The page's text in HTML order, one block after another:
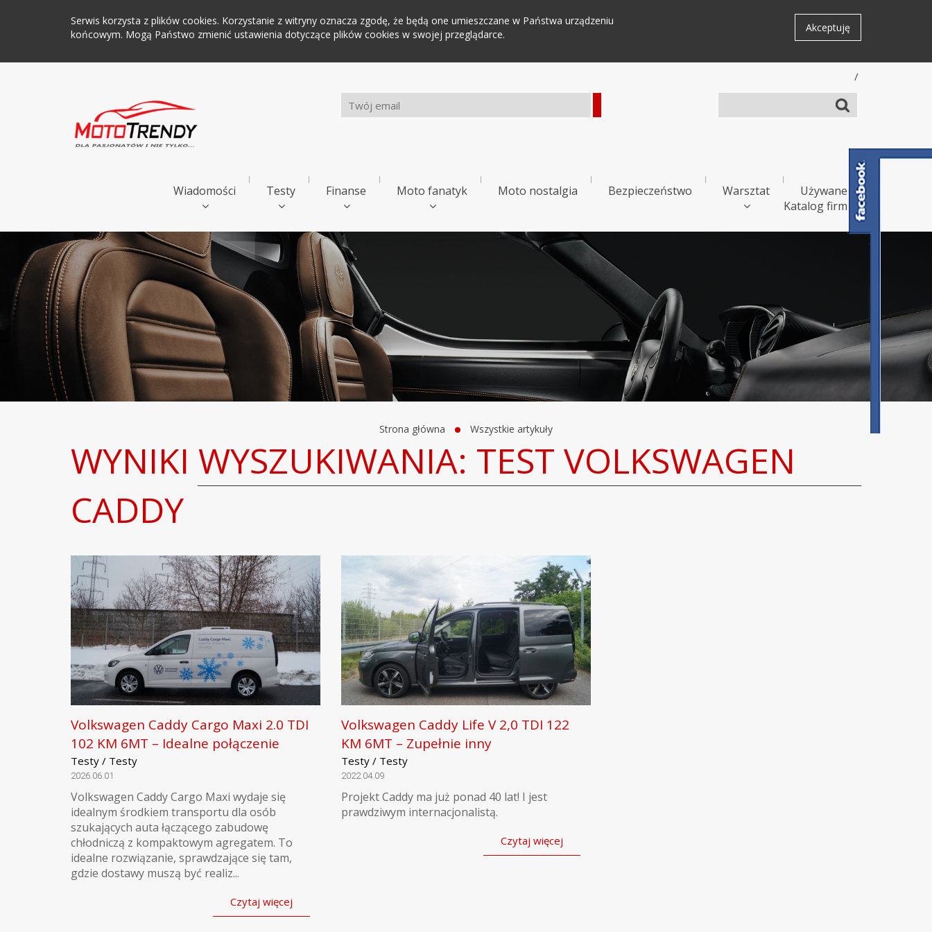
Serwis korzysta z plików cookies. Korzystanie z witryny oznacza zgodę, że będą one umieszczane w Państwa urządzeniu
końcowym. Mogą Państwo zmienić ustawienia dotyczące plików cookies w swojej przeglądarce.
Akceptuję
/
Wiadomości Testy Finanse Moto fanatyk Moto nostalgia Bezpieczeństwo Warsztat
Używane
Katalog firm
Strona główna Wszystkie artykuły
WYNIKI WYSZUKIWANIA: TEST VOLKSWAGEN
CADDY
Volkswagen Caddy Cargo Maxi 2.0 TDI
102 KM 6MT – Idealne połączenie
Testy / Testy
2026.06.01
Volkswagen Caddy Cargo Maxi wydaje się
idealnym środkiem transportu dla osób
szukających auta łączącego zabudowę
chłodniczą z kompaktowym agregatem. To
idealne rozwiązanie, sprawdzające się tam,
gdzie dostawy muszą być realiz...
Czytaj więcej
Volkswagen Caddy Life V 2,0 TDI 122
KM 6MT – Zupełnie inny
Testy / Testy
2022.04.09
Projekt Caddy ma już ponad 40 lat! I jest
prawdziwym internacjonalistą.
Czytaj więcej